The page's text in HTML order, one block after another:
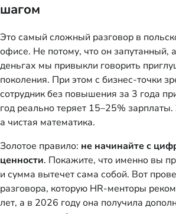
шагом
Это самый сложный разговор в
офисе. Не потому, что он запутанный,
деньгах мы привыкли говорить
поколения. При этом с бизнес-точки
сотрудник без повышения за 3 года
год реально теряет 15–25% зарплаты.
а чистая математика.
Золотое правило: не начинайте с
ценности. Покажите, что именно вы
и сумма вытечет сама собой. Вот
разговора, которую HR-менторы
лет, а в 2026 году она получила